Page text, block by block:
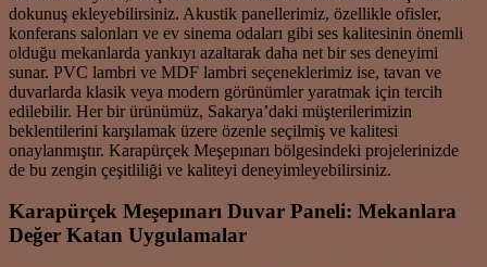
dokunuş ekleyebilirsiniz. Akustik panellerimiz, özellikle ofisler,
konferans salonları ve ev sinema odaları gibi ses kalitesinin önemli
olduğu mekanlarda yankıyı azaltarak daha net bir ses deneyimi
sunar. PVC lambri ve MDF lambri seçeneklerimiz ise, tavan ve
duvarlarda klasik veya modern görünümler yaratmak için tercih
edilebilir. Her bir ürünümüz, Sakarya’daki müşterilerimizin
beklentilerini karşılamak üzere özenle seçilmiş ve kalitesi
onaylanmıştır. Karapürçek Meşepınarı bölgesindeki projelerinizde
de bu zengin çeşitliliği ve kaliteyi deneyimleyebilirsiniz.
Karapürçek Meşepınarı Duvar Paneli: Mekanlara
Değer Katan Uygulamalar